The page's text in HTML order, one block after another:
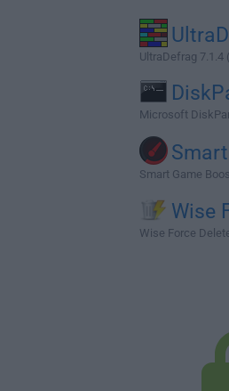
UltraDefrag 7.1.4
Microsoft
Smart Game
Wise
Wise Force